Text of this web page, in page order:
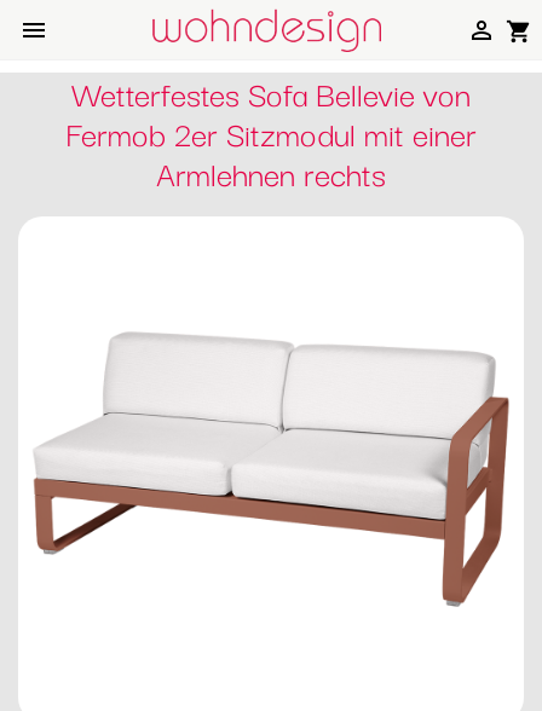
 shopping_cart

Wetterfestes Sofa Bellevie von
Fermob 2er Sitzmodul mit einer
Armlehnen rechts